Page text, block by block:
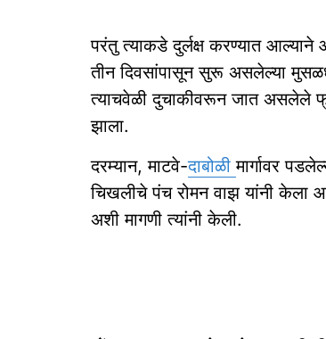
परंतु त्‍याकडे दुर्लक्ष करण्‍यात
तीन दिवसांपासून सुरू असलेल्या
त्याचवेळी दुचाकीवरून जात असलेले
झाला.
दरम्‍यान, माटवे-दाबोळीमार्गावर
चिखलीचे पंच रोमन वाझ यांनी केला
अशी मागणी त्यांनी केली.